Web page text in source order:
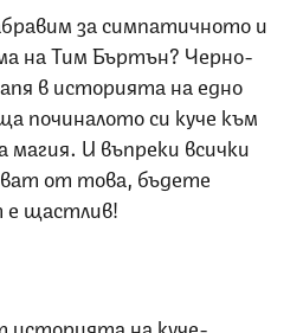
за симпатичното и
на Тим Бъртън? Черно-
в историята на едно
починалото си куче към
И въпреки всички
от това, бъдете
е щастлив!
историята на куче-